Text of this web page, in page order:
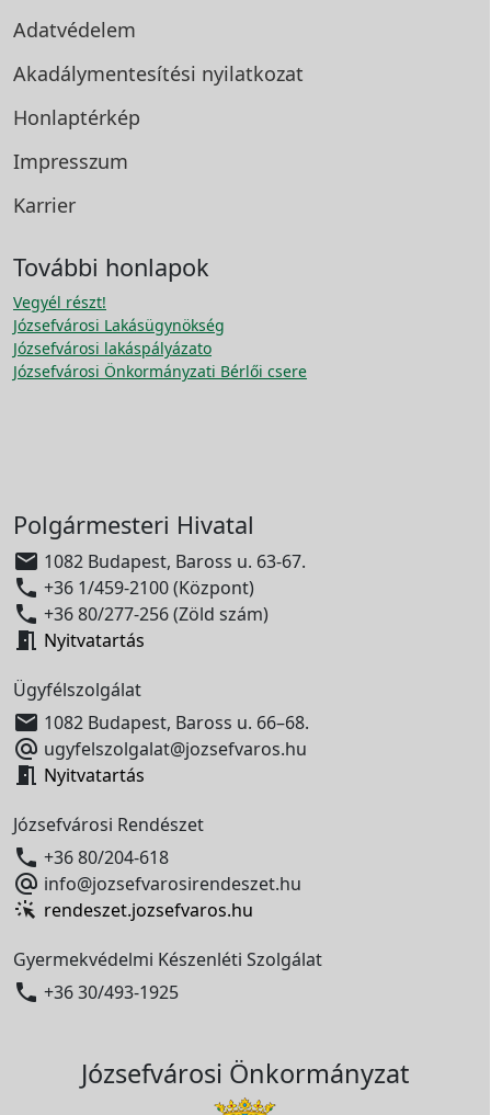
Adatvédelem
Akadálymentesítési nyilatkozat
Honlaptérkép
Impresszum
Karrier
További honlapok
Vegyél részt!
Józsefvárosi Lakásügynökség
Józsefvárosi lakáspályázato
Józsefvárosi Önkormányzati Bérlői csere
Polgármesteri Hivatal
 1082 Budapest, Baross u. 63-67.
 +36 1/459-2100 (Központ)
 +36 80/277-256 (Zöld szám)
 Nyitvatartás
Ügyfélszolgálat
 1082 Budapest, Baross u. 66–68.
 ugyfelszolgalat@jozsefvaros.hu
 Nyitvatartás
Józsefvárosi Rendészet
 +36 80/204-618
 info@jozsefvarosirendeszet.hu
rendeszet.jozsefvaros.hu
Gyermekvédelmi Készenléti Szolgálat
 +36 30/493-1925
Józsefvárosi Önkormányzat